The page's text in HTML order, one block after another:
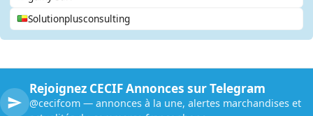
Solutionplusconsulting
Rejoignez CECIF Annonces sur Telegram
@cecifcom — annonces à la une, alertes marchandises et